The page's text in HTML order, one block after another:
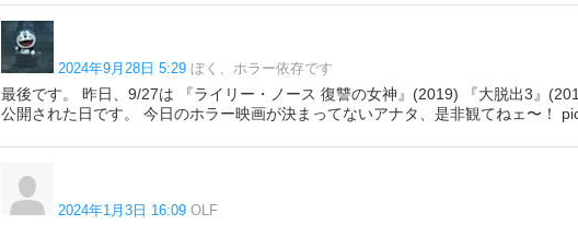
2024年9月28日 5:29 ぼく、ホラー依存です
最後です。 昨日、9/27は 『ライリー・ノース 復讐の女神』(2019) 『大脱出3』
公開された日です。 今日のホラー映画が決まってないアナタ、是非観てねェ〜！
2024年1月3日 16:09 OLF